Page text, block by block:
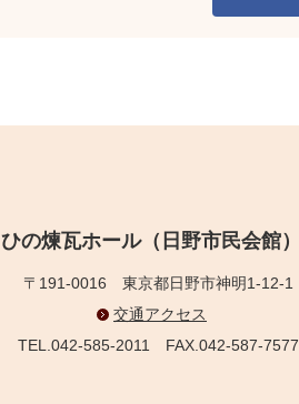
ひの煉瓦ホール（日野市民会館）
〒191-0016 東京都日野市神明1-12-1
交通アクセス
TEL.042-585-2011 FAX.042-587-7577